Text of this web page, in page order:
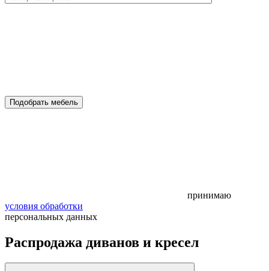
Подобрать мебель
принимаю
условия обработки
персональных данных
Распродажа диванов и кресел